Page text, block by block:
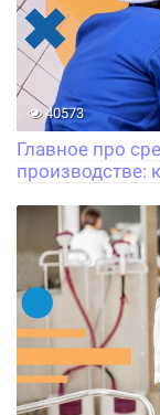
40573
Главное про
производстве: